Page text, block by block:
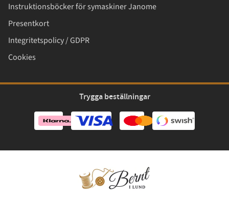
Instruktionsböcker för symaskiner Janome
Presentkort
Integritetspolicy / GDPR
Cookies
Trygga beställningar